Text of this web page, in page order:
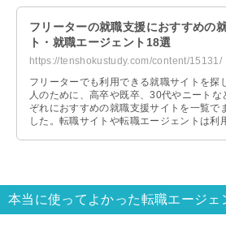
フリーターの就職支援におすすめの
ト・就職エージェント18選
https://tenshokustudy.com/content/15131/
フリーターでも利用できる就職サイトを探
人のために、高卒や既卒、30代やニートな
ぞれにおすすめの就職支援サイトを一覧で
した。転職サイトや転職エージェントは利
本当に使ってよかった転職エージェ